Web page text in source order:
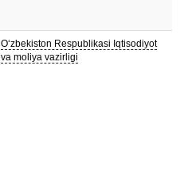
O‘zbekiston Respublikasi Iqtisodiyot
va moliya vazirligi